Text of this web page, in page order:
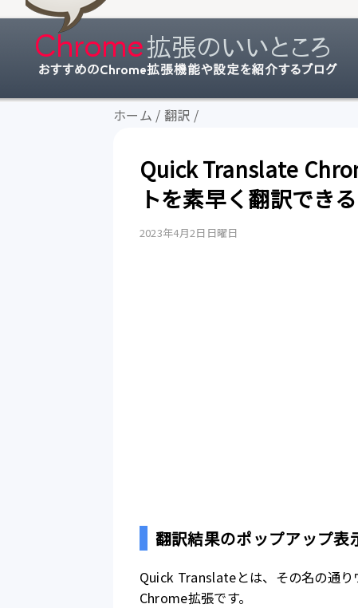
ホーム / 翻訳 /
Quick Translate
トを素早く翻訳できる
2023年4月2日日曜日
翻訳結果のポップアップ表
Quick Translateとは、その名の通
Chrome拡張です。